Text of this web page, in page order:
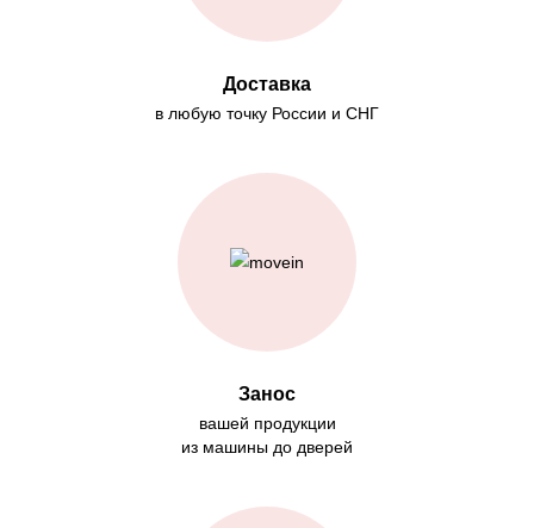
Доставка
в любую точку России и СНГ
Занос
вашей продукции
из машины до дверей